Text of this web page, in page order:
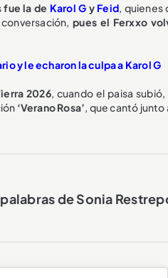
fue la de Karol G y Feid, quienes
pues el Ferxxo
y le echaron la culpa a Karol G
2026, cuando el paisa
‘Verano Rosa’, que cantó junto
de Sonia